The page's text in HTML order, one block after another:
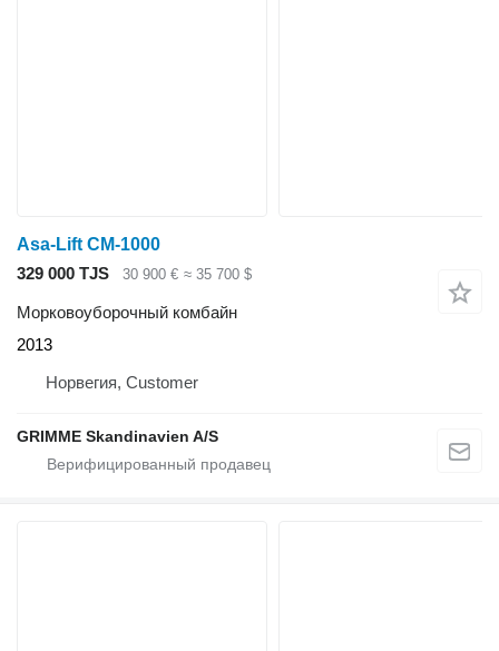
Asa-Lift CM-1000
329 000 TJS
30 900 € ≈ 35 700 $
Морковоуборочный комбайн
2013
Норвегия, Customer
GRIMME Skandinavien A/S